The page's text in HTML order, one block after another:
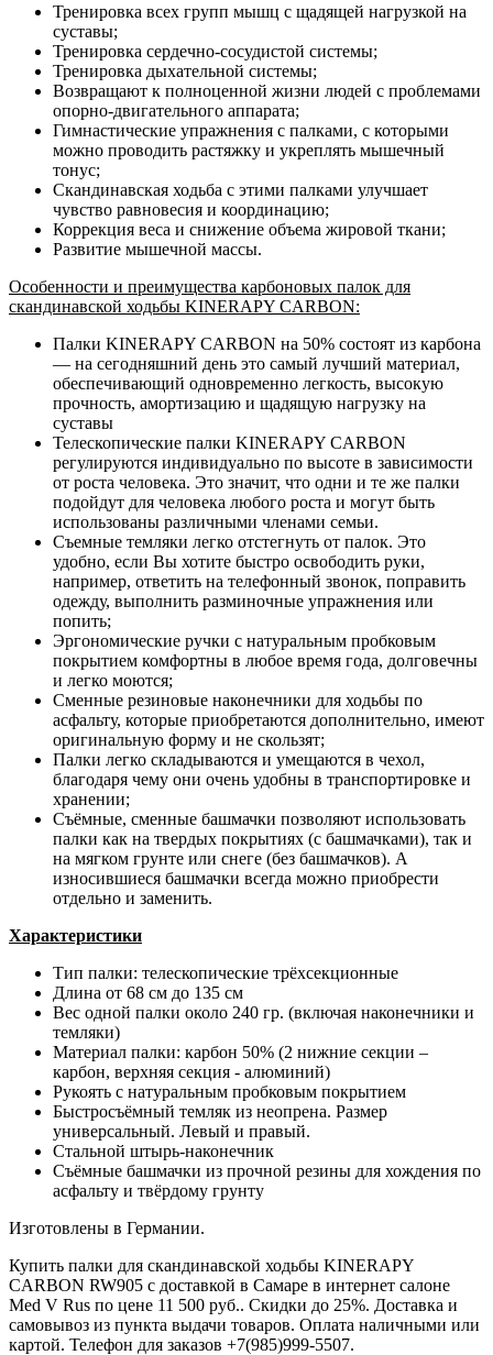
Тренировка всех групп мышц с щадящей нагрузкой на
суставы;
Тренировка сердечно-сосудистой системы;
Тренировка дыхательной системы;
Возвращают к полноценной жизни людей с проблемами
опорно-двигательного аппарата;
Гимнастические упражнения с палками, с которыми
можно проводить растяжку и укреплять мышечный
тонус;
Скандинавская ходьба с этими палками улучшает
чувство равновесия и координацию;
Коррекция веса и снижение объема жировой ткани;
Развитие мышечной массы.
Особенности и преимущества карбоновых палок для
скандинавской ходьбы KINERAPY CARBON:
Палки KINERAPY CARBON на 50% состоят из карбона
— на сегодняшний день это самый лучший материал,
обеспечивающий одновременно легкость, высокую
прочность, амортизацию и щадящую нагрузку на
суставы
Телескопические палки KINERAPY CARBON
регулируются индивидуально по высоте в зависимости
от роста человека. Это значит, что одни и те же палки
подойдут для человека любого роста и могут быть
использованы различными членами семьи.
Съемные темляки легко отстегнуть от палок. Это
удобно, если Вы хотите быстро освободить руки,
например, ответить на телефонный звонок, поправить
одежду, выполнить разминочные упражнения или
попить;
Эргономические ручки с натуральным пробковым
покрытием комфортны в любое время года, долговечны
и легко моются;
Сменные резиновые наконечники для ходьбы по
асфальту, которые приобретаются дополнительно, имеют
оригинальную форму и не скользят;
Палки легко складываются и умещаются в чехол,
благодаря чему они очень удобны в транспортировке и
хранении;
Съёмные, сменные башмачки позволяют использовать
палки как на твердых покрытиях (с башмачками), так и
на мягком грунте или снеге (без башмачков). А
износившиеся башмачки всегда можно приобрести
отдельно и заменить.
Характеристики
Тип палки: телескопические трёхсекционные
Длина от 68 см до 135 см
Вес одной палки около 240 гр. (включая наконечники и
темляки)
Материал палки: карбон 50% (2 нижние секции –
карбон, верхняя секция - алюминий)
Рукоять с натуральным пробковым покрытием
Быстросъёмный темляк из неопрена. Размер
универсальный. Левый и правый.
Стальной штырь-наконечник
Съёмные башмачки из прочной резины для хождения по
асфальту и твёрдому грунту
Изготовлены в Германии.
Купить палки для скандинавской ходьбы KINERAPY
CARBON RW905 с доставкой в Самаре в интернет салоне
Med V Rus по цене 11 500 руб.. Скидки до 25%. Доставка и
самовывоз из пункта выдачи товаров. Оплата наличными или
картой. Телефон для заказов +7(985)999-5507.